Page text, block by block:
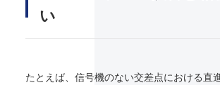
い
たとえば、信号機のない交差点における直